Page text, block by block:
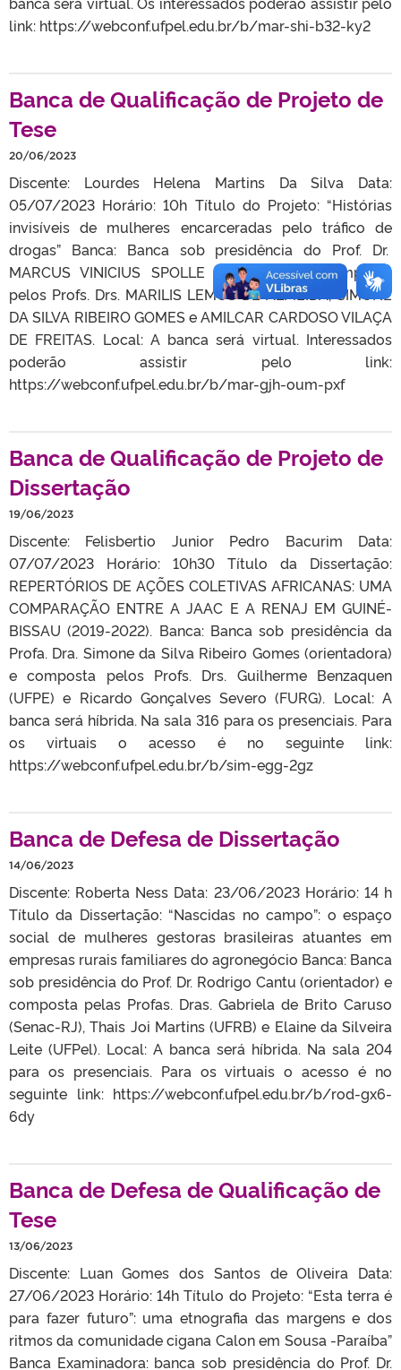
link: https://webconf.ufpel.edu.br/b/mar-shi-b32-ky2
Banca de Qualificação de Projeto de
Tese
20/06/2023
Discente: Lourdes Helena Martins Da Silva Data:
05/07/2023 Horário: 10h Título do Projeto: “Histórias
invisíveis de mulheres encarceradas pelo tráfico de
drogas” Banca: Banca sob presidência do Prof. Dr.
MARCUS VINICIUS SPOLLE (orientador) e composta
pelos Profs. Drs. MARILIS LEMOS DE ALMEIDA, SIMONE
DA SILVA RIBEIRO GOMES e AMILCAR CARDOSO VILAÇA
DE FREITAS. Local: A banca será virtual. Interessados
poderão assistir pelo link:
https://webconf.ufpel.edu.br/b/mar-gjh-oum-pxf
Banca de Qualificação de Projeto de
Dissertação
19/06/2023
Discente: Felisbertio Junior Pedro Bacurim Data:
07/07/2023 Horário: 10h30 Título da Dissertação:
REPERTÓRIOS DE AÇÕES COLETIVAS AFRICANAS: UMA
COMPARAÇÃO ENTRE A JAAC E A RENAJ EM GUINÉ-
BISSAU (2019-2022). Banca: Banca sob presidência da
Profa. Dra. Simone da Silva Ribeiro Gomes (orientadora)
e composta pelos Profs. Drs. Guilherme Benzaquen
(UFPE) e Ricardo Gonçalves Severo (FURG). Local: A
banca será híbrida. Na sala 316 para os presenciais. Para
os virtuais o acesso é no seguinte link:
https://webconf.ufpel.edu.br/b/sim-egg-2gz
Banca de Defesa de Dissertação
14/06/2023
Discente: Roberta Ness Data: 23/06/2023 Horário: 14 h
Título da Dissertação: “Nascidas no campo”: o espaço
social de mulheres gestoras brasileiras atuantes em
empresas rurais familiares do agronegócio Banca: Banca
sob presidência do Prof. Dr. Rodrigo Cantu (orientador) e
composta pelas Profas. Dras. Gabriela de Brito Caruso
(Senac-RJ), Thais Joi Martins (UFRB) e Elaine da Silveira
Leite (UFPel). Local: A banca será híbrida. Na sala 204
para os presenciais. Para os virtuais o acesso é no
seguinte link: https://webconf.ufpel.edu.br/b/rod-gx6-
6dy
Banca de Defesa de Qualificação de
Tese
13/06/2023
Discente: Luan Gomes dos Santos de Oliveira Data:
27/06/2023 Horário: 14h Título do Projeto: “Esta terra é
para fazer futuro”: uma etnografia das margens e dos
ritmos da comunidade cigana Calon em Sousa -Paraíba”
Banca Examinadora: banca sob presidência do Prof. Dr.